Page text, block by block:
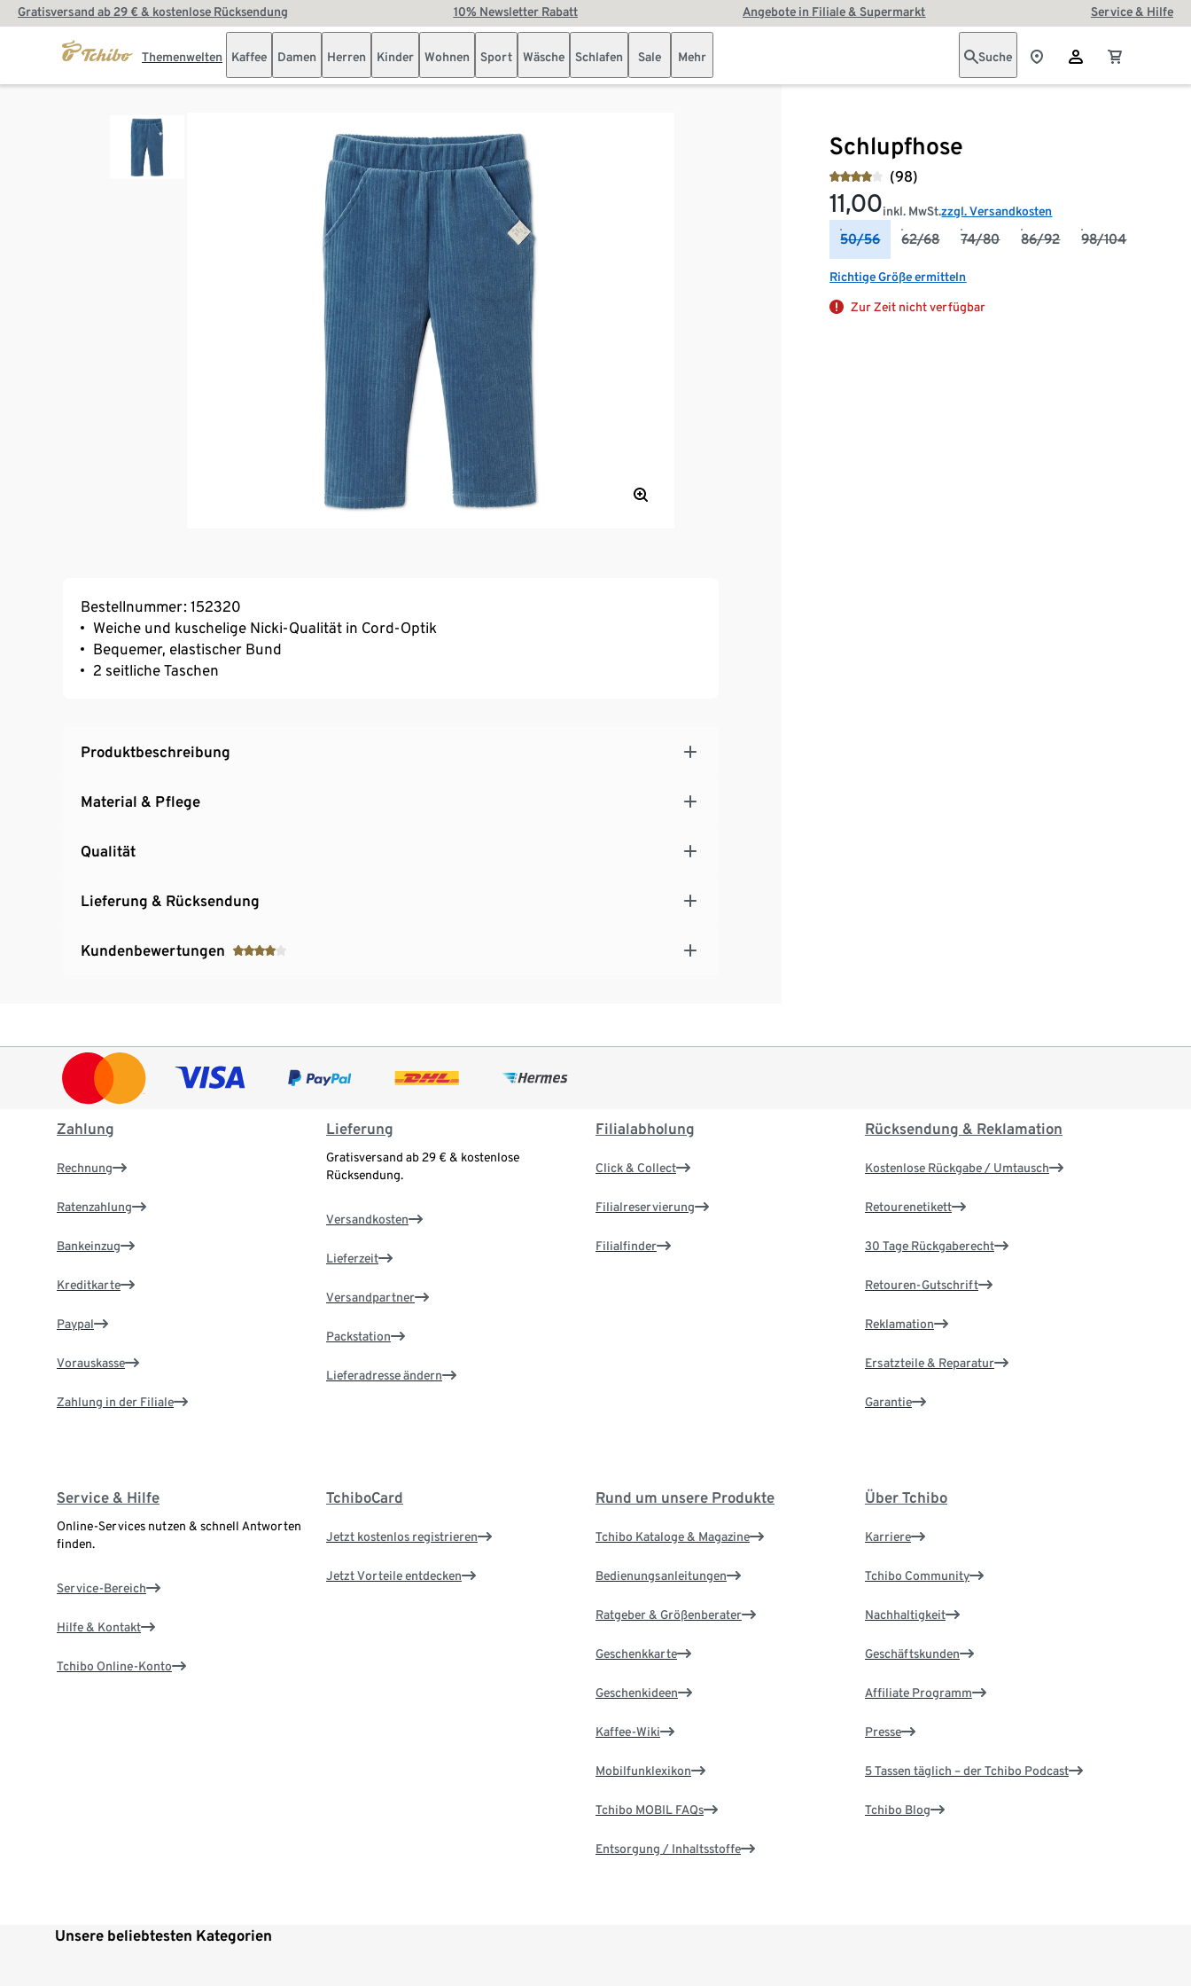
Gratisversand ab 29 € & kostenlose Rücksendung 10% Newsletter Rabatt Angebote in Filiale & Supermarkt Service & Hilfe
Themenwelten Kaffee Damen Herren Kinder Wohnen Sport Wäsche Schlafen Sale Mehr Suche
Schlupfhose
(98)
11,00inkl. MwSt.zzgl. Versandkosten
50/56 62/68 74/80 86/92 98/104
Richtige Größe ermitteln
Zur Zeit nicht verfügbar
Bestellnummer: 152320
Weiche und kuschelige Nicki-Qualität in Cord-Optik
Bequemer, elastischer Bund
2 seitliche Taschen
Produktbeschreibung
Material & Pflege
Qualität
Lieferung & Rücksendung
Kundenbewertungen
Zahlung
Rechnung
Ratenzahlung
Bankeinzug
Kreditkarte
Paypal
Vorauskasse
Zahlung in der Filiale
Lieferung
Gratisversand ab 29 € & kostenlose
Rücksendung.
Versandkosten
Lieferzeit
Versandpartner
Packstation
Lieferadresse ändern
Filialabholung
Click & Collect
Filialreservierung
Filialfinder
Rücksendung & Reklamation
Kostenlose Rückgabe / Umtausch
Retourenetikett
30 Tage Rückgaberecht
Retouren-Gutschrift
Reklamation
Ersatzteile & Reparatur
Garantie
Service & Hilfe
Online-Services nutzen & schnell Antworten
finden.
Service-Bereich
Hilfe & Kontakt
Tchibo Online-Konto
TchiboCard
Jetzt kostenlos registrieren
Jetzt Vorteile entdecken
Rund um unsere Produkte
Tchibo Kataloge & Magazine
Bedienungsanleitungen
Ratgeber & Größenberater
Geschenkkarte
Geschenkideen
Kaffee-Wiki
Mobilfunklexikon
Tchibo MOBIL FAQs
Entsorgung / Inhaltsstoffe
Über Tchibo
Karriere
Tchibo Community
Nachhaltigkeit
Geschäftskunden
Affiliate Programm
Presse
5 Tassen täglich – der Tchibo Podcast
Tchibo Blog
Unsere beliebtesten Kategorien